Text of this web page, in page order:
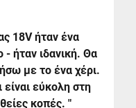
18V ήταν ένα
- ήταν ιδανική. Θα
με το ένα χέρι.
εύκολη στη
κοπές. "